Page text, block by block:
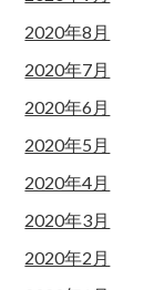
2020年8月
2020年7月
2020年6月
2020年5月
2020年4月
2020年3月
2020年2月